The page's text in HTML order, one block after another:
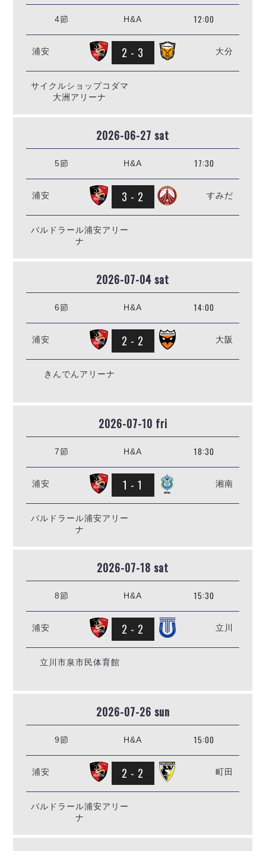
選手の通算記録（Ｆ２）
ヴォスクオーレ仙台
マルバ水戸FC
リガーレヴィア葛飾
Y．S．C．C．横浜
アグレミーナ浜松
デウソン神戸
ポルセイド浜田
ミラクルスマイル新居浜
4節 H&A 12:00
浦安 2 - 3 大分
サイクルショップコダマ
大洲アリーナ
2026-06-27 sat
5節 H&A 17:30
浦安 3 - 2 すみだ
バルドラール浦安アリー
ナ
2026-07-04 sat
6節 H&A 14:00
浦安 2 - 2 大阪
きんでんアリーナ
2026-07-10 fri
7節 H&A 18:30
浦安 1 - 1 湘南
バルドラール浦安アリー
ナ
2026-07-18 sat
8節 H&A 15:30
浦安 2 - 2 立川
立川市泉市民体育館
2026-07-26 sun
9節 H&A 15:00
浦安 2 - 2 町田
バルドラール浦安アリー
ナ